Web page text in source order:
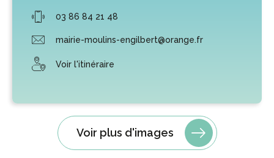
03 86 84 21 48
mairie-moulins-engilbert@orange.fr
Voir l'itinéraire
Voir plus d'images